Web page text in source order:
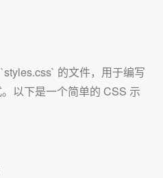
的文件，用于编写
以下是一个简单的 CSS 示